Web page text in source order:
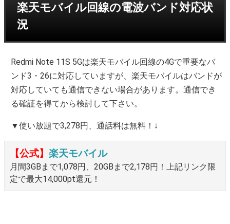
楽天モバイル回線の電波バンド対応状
況
Redmi Note 11S 5Gは楽天モバイル回線の4Gで重要なバ
ンド3・26に対応していますが、楽天モバイルはバンドが
対応していても通信できない場合があります。通信でき
る確証を得てから検討して下さい。
▼使い放題で3,278円、通話料は無料！↓
【公式】 楽天モバイル
月間3GBまで1,078円、20GBまで2,178円！上記リンク限
定で最大14,000pt還元！